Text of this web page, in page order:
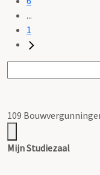
...
1
109
Mijn Studiezaal